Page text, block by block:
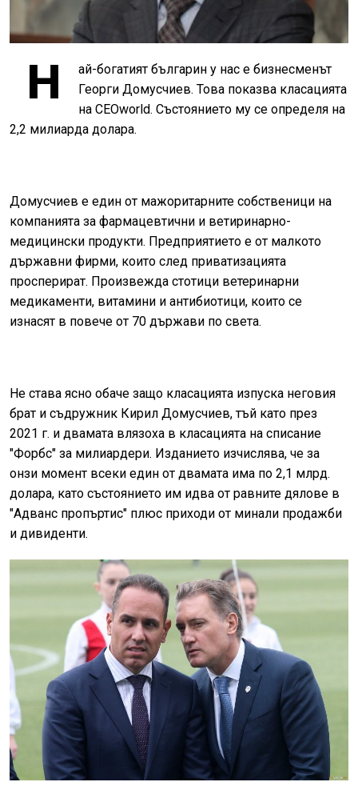
Н
ай-богатият българин у нас е бизнесменът
Георги Домусчиев. Това показва класацията
на CEOworld. Състоянието му се определя на
2,2 милиарда долара.
Домусчиев е един от мажоритарните собственици на
компанията за фармацевтични и ветиринарно-
медицински продукти. Предприятието е от малкото
държавни фирми, които след приватизацията
просперират. Произвежда стотици ветеринарни
медикаменти, витамини и антибиотици, които се
изнасят в повече от 70 държави по света.
Не става ясно обаче защо класацията изпуска неговия
брат и съдружник Кирил Домусчиев, тъй като през
2021 г. и двамата влязоха в класацията на списание
"Форбс" за милиардери. Изданието изчислява, че за
онзи момент всеки един от двамата има по 2,1 млрд.
долара, като състоянието им идва от равните дялове в
"Адванс пропъртис" плюс приходи от минали продажби
и дивиденти.